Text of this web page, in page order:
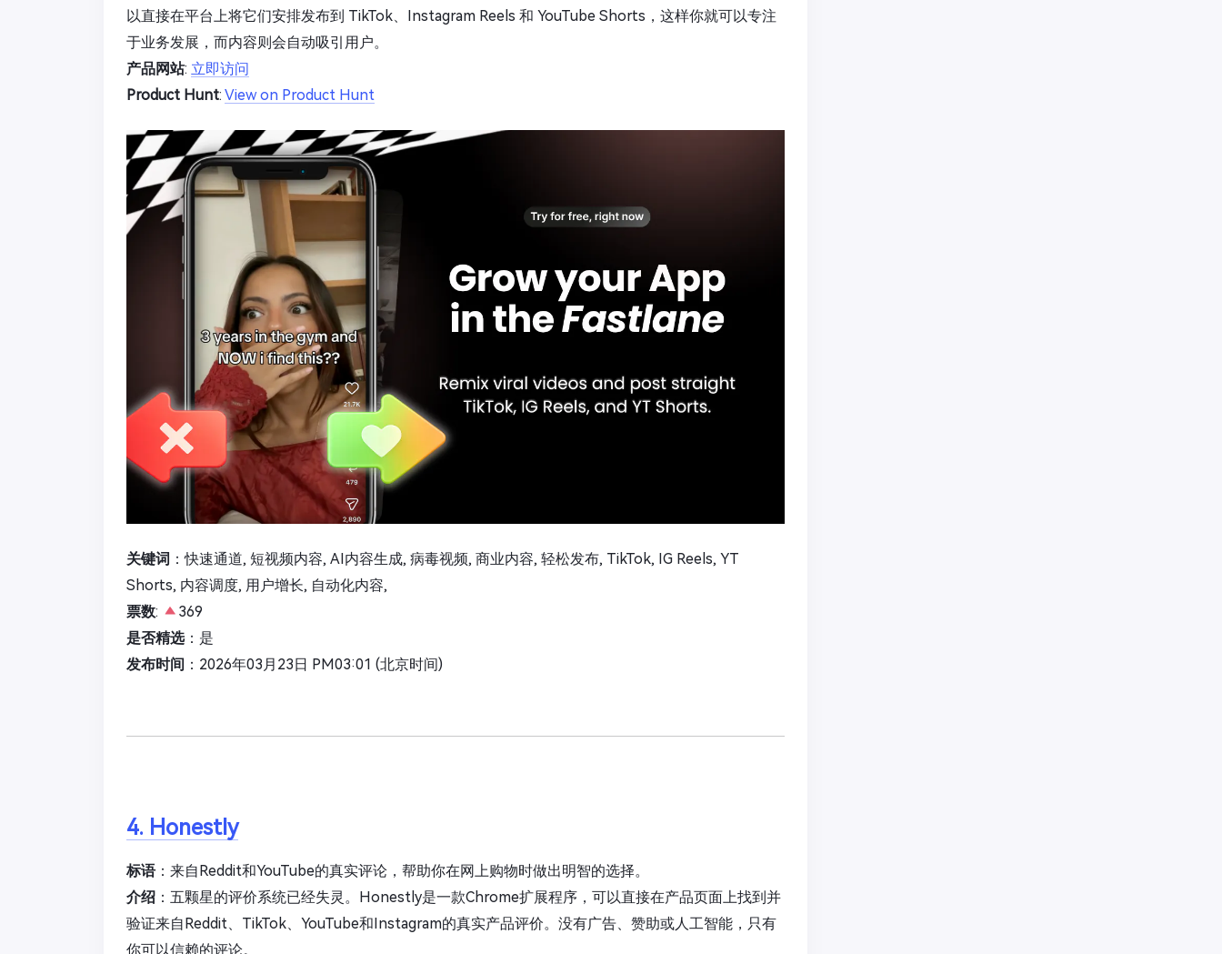
以直接在平台上将它们安排发布到 TikTok、Instagram Reels 和 YouTube Shorts，这样你就可以专注
于业务发展，而内容则会自动吸引用户。
产品网站: 立即访问
Product Hunt: View on Product Hunt
关键词 ：快速通道, 短视频内容, AI内容生成, 病毒视频, 商业内容, 轻松发布, TikTok, IG Reels, YT
Shorts, 内容调度, 用户增长, 自动化内容,
票数:
369
是否精选：是
发布时间 ：2026年03月23日 PM03:01 (北京时间)
4. Honestly
标语：来自Reddit和YouTube的真实评论，帮助你在网上购物时做出明智的选择。
介绍 ：五颗星的评价系统已经失灵。Honestly是一款Chrome扩展程序，可以直接在产品页面上找到并
验证来自Reddit、TikTok、YouTube和Instagram的真实产品评价。没有广告、赞助或人工智能，只有
你可以信赖的评论。